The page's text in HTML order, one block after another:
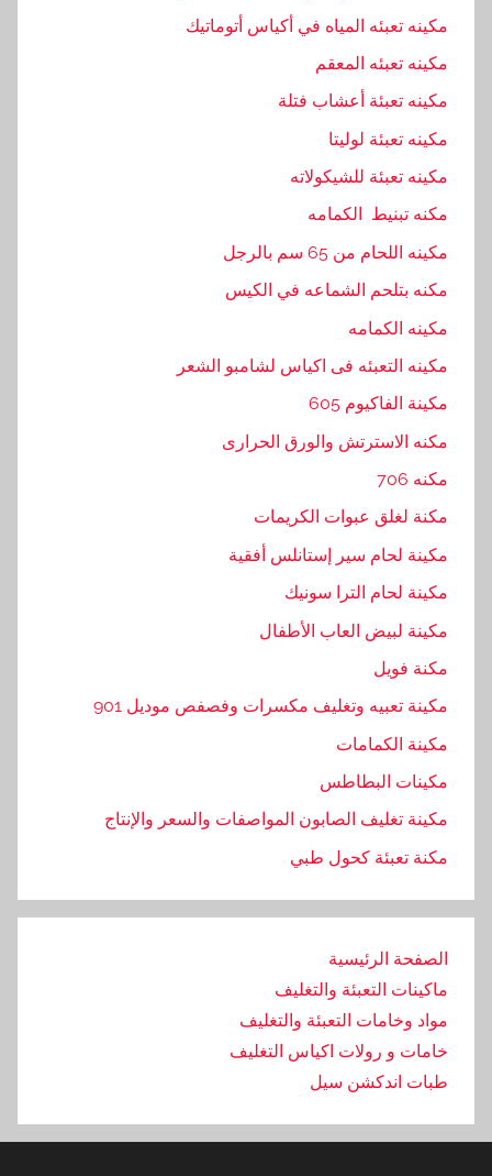
مكينه تعبئه المياه في أكياس أتوماتيك
مكينه تعبئه المعقم
مكينه تعبئة أعشاب فتلة
مكينه تعبئة لوليتا
مكينه تعبئة للشيكولاته
مكنه تبنيط الكمامه
مكينه اللحام من 65 سم بالرجل
مكنه بتلحم الشماعه في الكيس
مكينه الكمامه
مكينه التعبئه فى اكياس لشامبو الشعر
مكينة الفاكيوم 605
مكنه الاسترتش والورق الحرارى
مكنه 706
مكنة لغلق عبوات الكريمات
مكينة لحام سير إستانلس أفقية
مكينة لحام الترا سونيك
مكينة لبيض العاب الأطفال
مكنة فويل
مكينة تعبيه وتغليف مكسرات وفصفص موديل 901
مكينة الكمامات
مكينات البطاطس
مكينة تغليف الصابون المواصفات والسعر والإنتاج
مكنة تعبئة كحول طبي
الصفحة الرئيسية
ماكينات التعبئة والتغليف
مواد وخامات التعبئة والتغليف
خامات و رولات اكياس التغليف
طبات اندكشن سيل